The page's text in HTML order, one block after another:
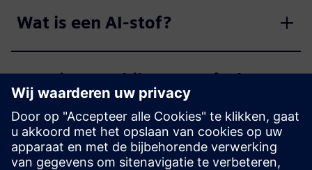
Wat is een AI-stof?
Waarin verschilt AI-weefsel
van datafabric?
Hoe ondersteunt AI Fabric AI